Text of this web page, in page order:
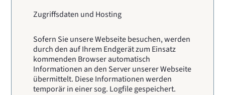
Zugriffsdaten und Hosting
Sofern Sie unsere Webseite besuchen, werden
durch den auf Ihrem Endgerät zum Einsatz
kommenden Browser automatisch
Informationen an den Server unserer Webseite
übermittelt. Diese Informationen werden
temporär in einer sog. Logfile gespeichert.